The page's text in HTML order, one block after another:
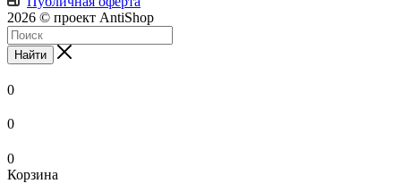
2026 © проект AntiShop
Найти
0
0
0
Корзина